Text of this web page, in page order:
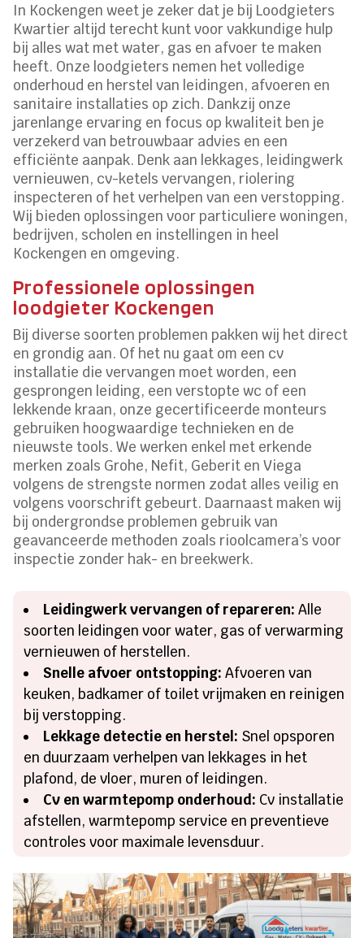
In Kockengen weet je zeker dat je bij Loodgieters
Kwartier altijd terecht kunt voor vakkundige hulp
bij alles wat met water, gas en afvoer te maken
heeft. Onze loodgieters nemen het volledige
onderhoud en herstel van leidingen, afvoeren en
sanitaire installaties op zich. Dankzij onze
jarenlange ervaring en focus op kwaliteit ben je
verzekerd van betrouwbaar advies en een
efficiënte aanpak. Denk aan lekkages, leidingwerk
vernieuwen, cv-ketels vervangen, riolering
inspecteren of het verhelpen van een verstopping.
Wij bieden oplossingen voor particuliere woningen,
bedrijven, scholen en instellingen in heel
Kockengen en omgeving.
Professionele oplossingen
loodgieter Kockengen
Bij diverse soorten problemen pakken wij het direct
en grondig aan. Of het nu gaat om een cv
installatie die vervangen moet worden, een
gesprongen leiding, een verstopte wc of een
lekkende kraan, onze gecertificeerde monteurs
gebruiken hoogwaardige technieken en de
nieuwste tools. We werken enkel met erkende
merken zoals Grohe, Nefit, Geberit en Viega
volgens de strengste normen zodat alles veilig en
volgens voorschrift gebeurt. Daarnaast maken wij
bij ondergrondse problemen gebruik van
geavanceerde methoden zoals rioolcamera’s voor
inspectie zonder hak- en breekwerk.
Leidingwerk vervangen of repareren: Alle
soorten leidingen voor water, gas of verwarming
vernieuwen of herstellen.
Snelle afvoer ontstopping: Afvoeren van
keuken, badkamer of toilet vrijmaken en reinigen
bij verstopping.
Lekkage detectie en herstel: Snel opsporen
en duurzaam verhelpen van lekkages in het
plafond, de vloer, muren of leidingen.
Cv en warmtepomp onderhoud: Cv installatie
afstellen, warmtepomp service en preventieve
controles voor maximale levensduur.